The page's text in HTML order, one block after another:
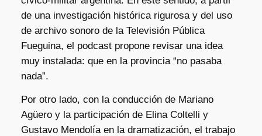
de una investigación histórica rigurosa y del uso
de archivo sonoro de la Televisión Pública
Fueguina, el podcast propone revisar una idea
muy instalada: que en la provincia “no pasaba
nada”.
Por otro lado, con la conducción de Mariano
Agüero y la participación de Elina Coltelli y
Gustavo Mendolía en la dramatización, el trabajo